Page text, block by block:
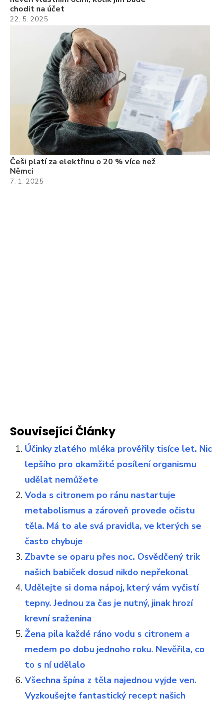
chodit na účet
22. 5. 2025
Češi platí za elektřinu o 20 % více než
Němci
7. 1. 2025
Související Články
Účinky zlatého mléka prověřily tisíce let. Nic
lepšího pro okamžité posílení organismu
udělat nemůžete
Voda s citronem po ránu nastartuje
metabolismus a zároveň provede očistu
těla. Má to ale svá pravidla, ve kterých se
často chybuje
Zbavte se oparu přes noc. Osvědčený trik
našich babiček dosud nikdo nepřekonal
Udělejte si doma nápoj, který vám vyčistí
tepny. Jednou za čas je nutný, jinak hrozí
krevní sraženina
Žena pila každé ráno vodu s citronem a
medem po dobu jednoho roku. Nevěřila, co
to s ní udělalo
Všechna špína z těla najednou vyjde ven.
Vyzkoušejte fantastický recept našich